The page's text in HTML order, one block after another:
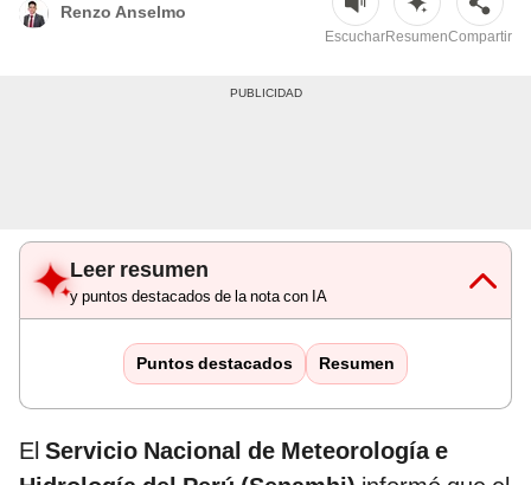
Renzo Anselmo
EscucharResumenCompartir
Leer resumen
y puntos destacados de la nota con IA
Puntos destacados Resumen
El Servicio Nacional de Meteorología e